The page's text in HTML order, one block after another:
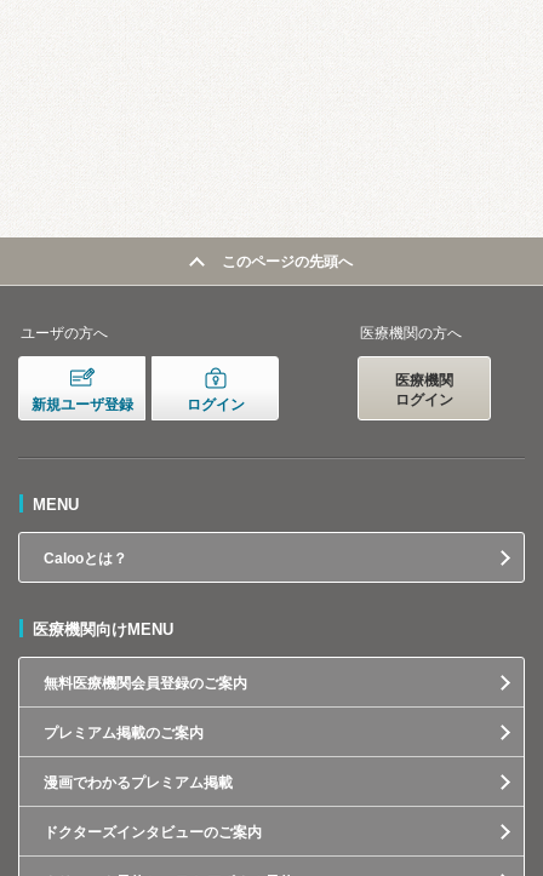
このページの先頭へ
ユーザの方へ
新規ユーザ登録 ログイン
医療機関の方へ
医療機関
ログイン
MENU
Calooとは？
医療機関向けMENU
無料医療機関会員登録のご案内
プレミアム掲載のご案内
漫画でわかるプレミアム掲載
ドクターズインタビューのご案内